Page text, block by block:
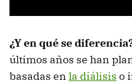
¿Y en qué se
últimos años se han
basadas en la diálisis o